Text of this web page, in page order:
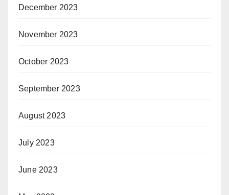
December 2023
November 2023
October 2023
September 2023
August 2023
July 2023
June 2023